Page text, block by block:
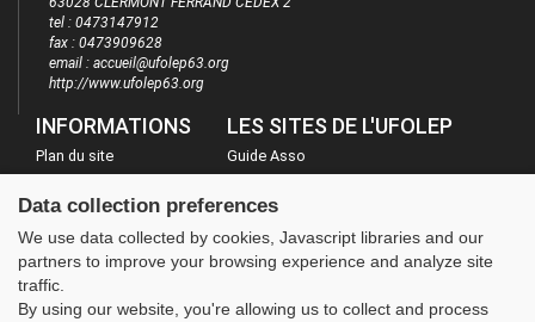
tel : 0473147912
fax : 0473909628
email : accueil@ufolep63.org
http://www.ufolep63.org
INFORMATIONS
Plan du site
Mentions légales
Administration
LES SITES DE L'UFOLEP
Guide Asso
Inscriptions évènements
Data collection preferences
We use data collected by cookies, Javascript libraries and our
partners to improve your browsing experience and analyze site
traffic.
By using our website, you're allowing us to collect and process